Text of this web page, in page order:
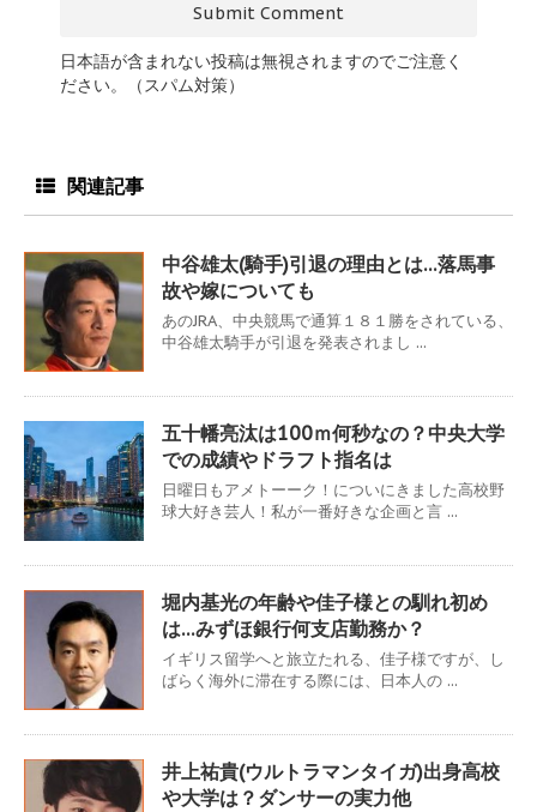
日本語が含まれない投稿は無視されますのでご注意く
ださい。（スパム対策）
関連記事
中谷雄太(騎手)引退の理由とは…落馬事
故や嫁についても
あのJRA、中央競馬で通算１８１勝をされている、
中谷雄太騎手が引退を発表されまし ...
五十幡亮汰は100ｍ何秒なの？中央大学
での成績やドラフト指名は
日曜日もアメトーーク！についにきました高校野
球大好き芸人！私が一番好きな企画と言 ...
堀内基光の年齢や佳子様との馴れ初め
は…みずほ銀行何支店勤務か？
イギリス留学へと旅立たれる、佳子様ですが、し
ばらく海外に滞在する際には、日本人の ...
井上祐貴(ウルトラマンタイガ)出身高校
や大学は？ダンサーの実力他